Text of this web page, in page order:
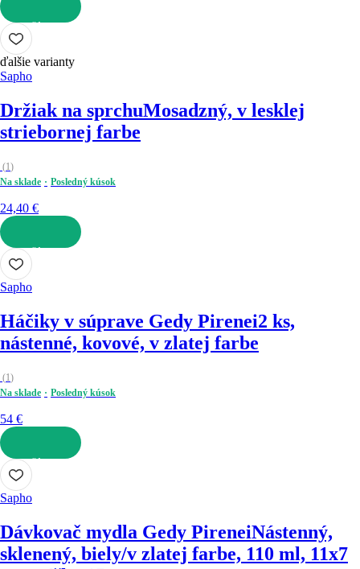
DO KOŠÍKA
ďalšie varianty
Sapho
Držiak na sprchuMosadzný, v lesklej
striebornej farbe
(1)
Na sklade
Posledný kúsok
24,40 €
DO KOŠÍKA
Sapho
Háčiky v súprave Gedy Pirenei2 ks,
nástenné, kovové, v zlatej farbe
(1)
Na sklade
Posledný kúsok
54 €
DO KOŠÍKA
Sapho
Dávkovač mydla Gedy PireneiNástenný,
sklenený, biely/v zlatej farbe, 110 ml, 11x7